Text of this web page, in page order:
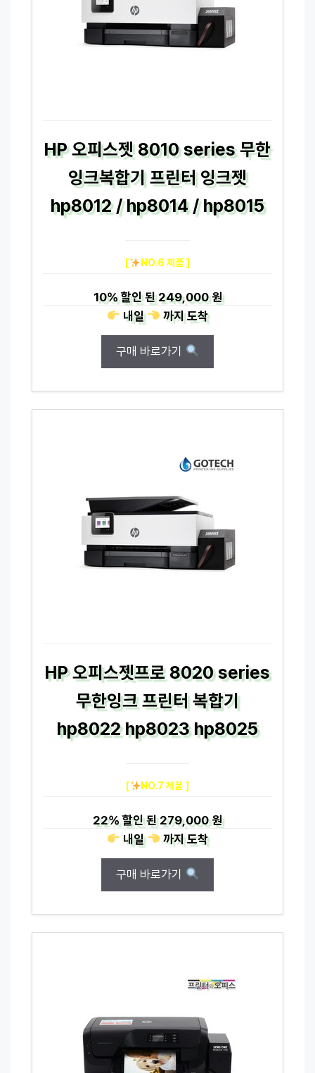
HP 오피스젯 8010 series 무한
잉크복합기 프린터 잉크젯
hp8012 / hp8014 / hp8015
[ NO.6 제품 ]
10%할인 된249,000 원
내일
까지도착
구매 바로가기
HP 오피스젯프로 8020 series
무한잉크 프린터 복합기
hp8022 hp8023 hp8025
[ NO.7 제품 ]
22%할인 된279,000 원
내일
까지도착
구매 바로가기